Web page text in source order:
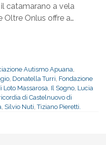
catamarano a vela
Oltre Onlus offre a…
Autismo Apuana,
, Donatella Turri, Fondazione
Loto Massarosa, Il Sogno, Lucia
di Castelnuovo di
, Silvio Nuti,Tiziano Pieretti.